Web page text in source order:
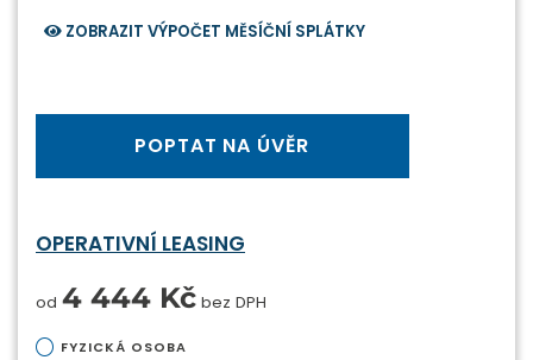
ZOBRAZIT VÝPOČET MĚSÍČNÍ SPLÁTKY
POPTAT NA ÚVĚR
OPERATIVNÍ LEASING
od 4 444 Kč bez DPH
FYZICKÁ OSOBA